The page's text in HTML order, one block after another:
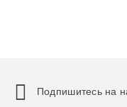
Подпишитесь на